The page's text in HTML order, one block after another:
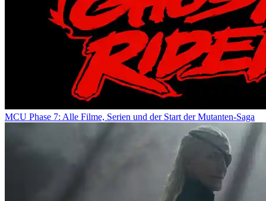
MCU Phase 7: Alle Filme, Serien und der Start der Mutanten-Saga